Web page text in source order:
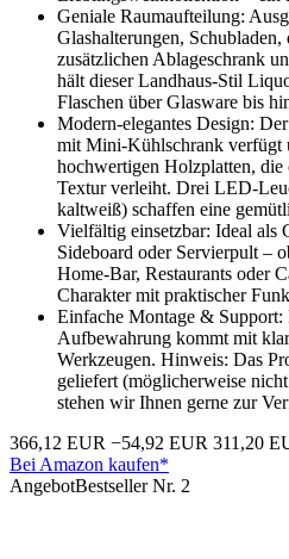
Geniale Raumaufteilung:
Glashalterungen,
zusätzlichen Ablageschrank
hält dieser Landhaus-Stil
Flaschen über Glasware bis
Modern-elegantes Design:
mit Mini-Kühlschrank verfügt
hochwertigen Holzplatten, die
Textur verleiht. Drei LED-
kaltweiß) schaffen eine
Vielfältig einsetzbar: Ideal als
Sideboard oder Servierpult –
Home-Bar, Restaurants oder
Charakter mit praktischer
Einfache Montage &
Aufbewahrung kommt mit
Werkzeugen. Hinweis: Das
geliefert (möglicherweise
stehen wir Ihnen gerne zur
366,12 EUR −54,92 EUR 311,20
Bei Amazon kaufen*
AngebotBestseller Nr. 2